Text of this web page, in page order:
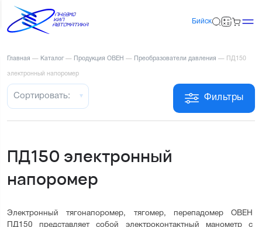
Бийск
Главная — Каталог — Продукция ОВЕН — Преобразователи давления — ПД150
электронный напоромер
Фильтры
Сортировать:
ПД150 электронный
напоромер
Электронный тягонапоромер, тягомер, перепадомер ОВЕН
ПД150 представляет собой электроконтактный манометр с